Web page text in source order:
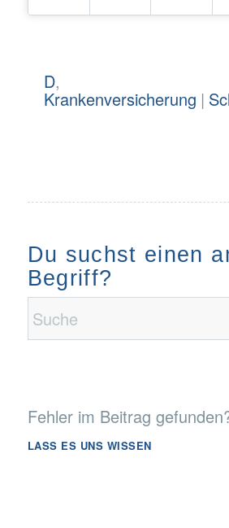
D,
Krankenversicherung |
Du suchst einen
Begriff?
Fehler im Beitrag
LASS ES UNS WISSEN